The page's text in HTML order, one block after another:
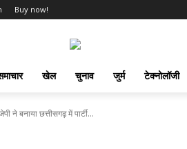
Buy now!
खेल चुनाव जुर्म टेक्नोलॉजी
ने बनाया छत्तीसगढ़ में पार्टी...